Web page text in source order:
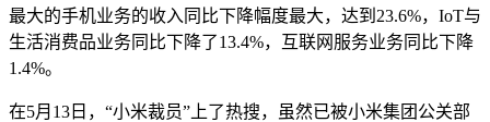
最大的手机业务的收入同比下降幅度最大，达到23.6%，IoT与
生活消费品业务同比下降了13.4%，互联网服务业务同比下降
1.4%。
在5月13日，“小米裁员”上了热搜，虽然已被小米集团公关部